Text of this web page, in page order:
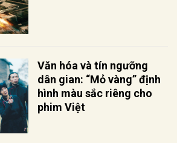
Văn hóa và tín ngưỡng
dân gian: “Mỏ vàng” định
hình màu sắc riêng cho
phim Việt